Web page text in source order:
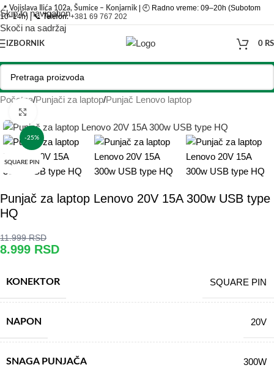
Skip to navigation
Skoči na sadržaj
📍Vojislava Ilića 102a, Šumice – Konjarnik | 🕘 Radno vreme: 09–20h (Subotom
10–14h) | 📞Telefon:+381 69 767 202
IZBORNIK 0
Početna/Punjači za laptop/Punjač Lenovo laptop
-25%
SQUARE PIN
Punjač za laptop Lenovo 20V 15A 300w USB type
HQ
11.999RSD
8.999 RSD
KONEKTOR SQUARE PIN
NAPON 20V
SNAGA PUNJAČA 300W